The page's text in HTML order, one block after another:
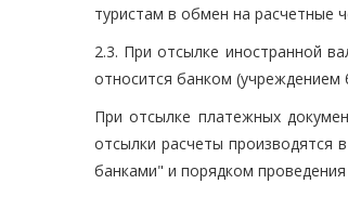
туристам в обмен на расчетные
2.3. При отсылке иностранной
относится банком (учреждением
При отсылке платежных
отсылки расчеты производятся
банками" и порядком